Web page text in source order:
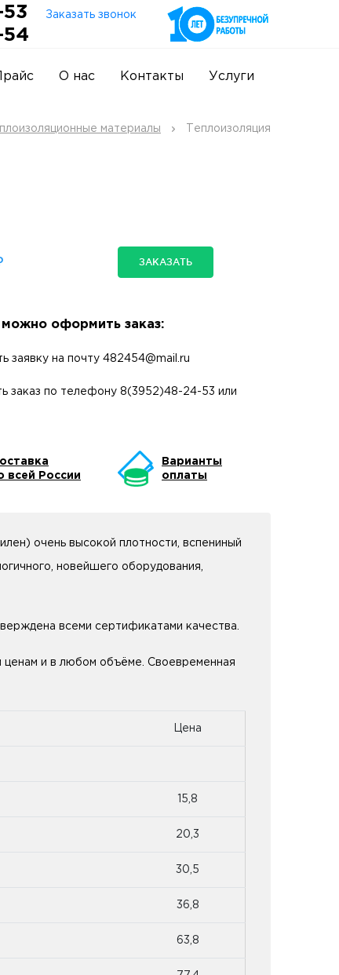
Заказать звонок
54
О нас Контакты Услуги
материалы Теплоизоляция
ЗАКАЗАТЬ
оформить заказ:
заявку на почту 482454@mail.ru
заказ по телефону 8(3952)48-24-53 или
всей России
Варианты
оплаты
очень высокой плотности, вспениный
новейшего оборудования,
всеми сертификатами качества.
и в любом объёме. Своевременная
Цена
15,8
20,3
30,5
36,8
63,8